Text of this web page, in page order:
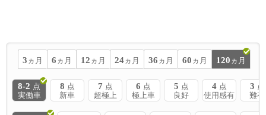
3 ヵ月 6 ヵ月 12 ヵ月 24 ヵ月 36 ヵ月 60 ヵ月 120 ヵ月
8-2 点
実働車
8 点
新車
7 点
超極上
6 点
極上車
5 点
良好
4 点
使用感有
3 点
難有